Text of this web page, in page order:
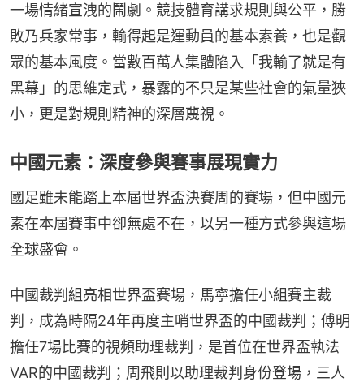
一場情緒宣洩的鬧劇。競技體育講求規則與公平，勝
敗乃兵家常事，輸得起是運動員的基本素養，也是觀
眾的基本風度。當數百萬人集體陷入「我輸了就是有
黑幕」的思維定式，暴露的不只是某些社會的氣量狹
小，更是對規則精神的深層蔑視。
中國元素：深度參與賽事展現實力
國足雖未能踏上本屆世界盃決賽周的賽場，但中國元
素在本屆賽事中卻無處不在，以另一種方式參與這場
全球盛會。
中國裁判組亮相世界盃賽場，馬寧擔任小組賽主裁
判，成為時隔24年再度主哨世界盃的中國裁判；傅明
擔任7場比賽的視頻助理裁判，是首位在世界盃執法
VAR的中國裁判；周飛則以助理裁判身份登場，三人